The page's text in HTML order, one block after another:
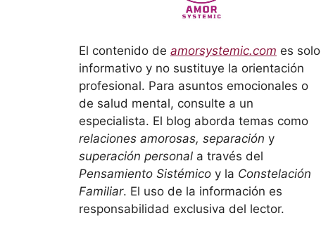
El contenido de amorsystemic.com es solo
informativo y no sustituye la orientación
profesional. Para asuntos emocionales o
de salud mental, consulte a un
especialista. El blog aborda temas como
relaciones amorosas, separación y
superación personal a través del
Pensamiento Sistémico y la Constelación
Familiar. El uso de la información es
responsabilidad exclusiva del lector.